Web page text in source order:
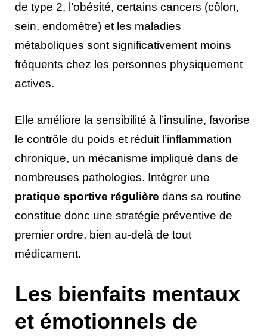
de type 2, l’obésité, certains cancers (côlon,
sein, endomètre) et les maladies
métaboliques sont significativement moins
fréquents chez les personnes physiquement
actives.
Elle améliore la sensibilité à l’insuline, favorise
le contrôle du poids et réduit l’inflammation
chronique, un mécanisme impliqué dans de
nombreuses pathologies. Intégrer une
pratique sportive régulière dans sa routine
constitue donc une stratégie préventive de
premier ordre, bien au-delà de tout
médicament.
Les bienfaits mentaux
et émotionnels de